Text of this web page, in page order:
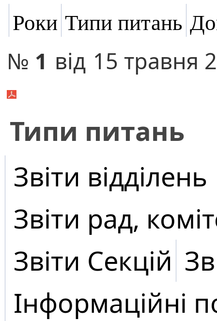
Роки Типи питань
№ 1 від 15 травня
​Типи питань
Звіти відділень
Звіти рад,
Звіти Секцій
Інформаційні